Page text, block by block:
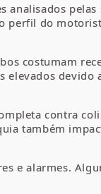
pelas
perfil do
costumam
elevados
contra
também
e alarmes.